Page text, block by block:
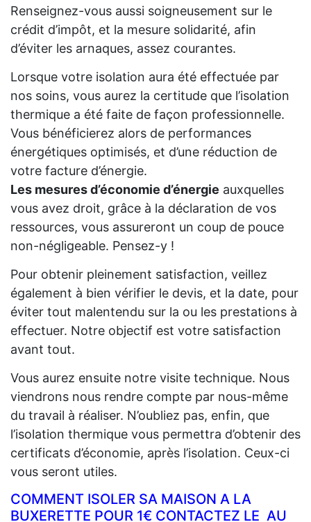
Renseignez-vous aussi soigneusement sur le
crédit d’impôt, et la mesure solidarité, afin
d’éviter les arnaques, assez courantes.
Lorsque votre isolation aura été effectuée par
nos soins, vous aurez la certitude que l’isolation
thermique a été faite de façon professionnelle.
Vous bénéficierez alors de performances
énergétiques optimisés, et d’une réduction de
votre facture d’énergie.
Les mesures d’économie d’énergie auxquelles
vous avez droit, grâce à la déclaration de vos
ressources, vous assureront un coup de pouce
non-négligeable. Pensez-y !
Pour obtenir pleinement satisfaction, veillez
également à bien vérifier le devis, et la date, pour
éviter tout malentendu sur la ou les prestations à
effectuer. Notre objectif est votre satisfaction
avant tout.
Vous aurez ensuite notre visite technique. Nous
viendrons nous rendre compte par nous-même
du travail à réaliser. N’oubliez pas, enfin, que
l’isolation thermique vous permettra d’obtenir des
certificats d’économie, après l’isolation. Ceux-ci
vous seront utiles.
COMMENT ISOLER SA MAISON A LA
BUXERETTE POUR 1€ CONTACTEZ LE AU